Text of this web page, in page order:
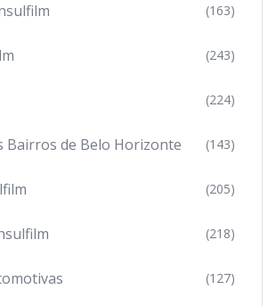
(163)
(243)
(224)
Bairros de Belo Horizonte (143)
(205)
(218)
(127)